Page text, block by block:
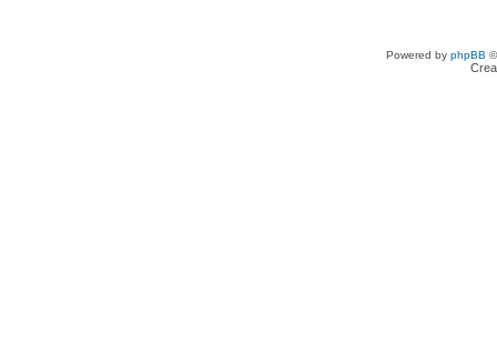
Powered by phpBB